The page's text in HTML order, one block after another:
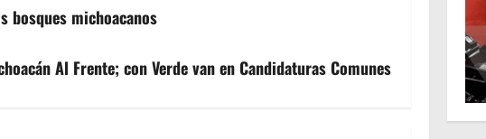
bosques michoacanos
Al Frente; con Verde van en Candidaturas Comunes